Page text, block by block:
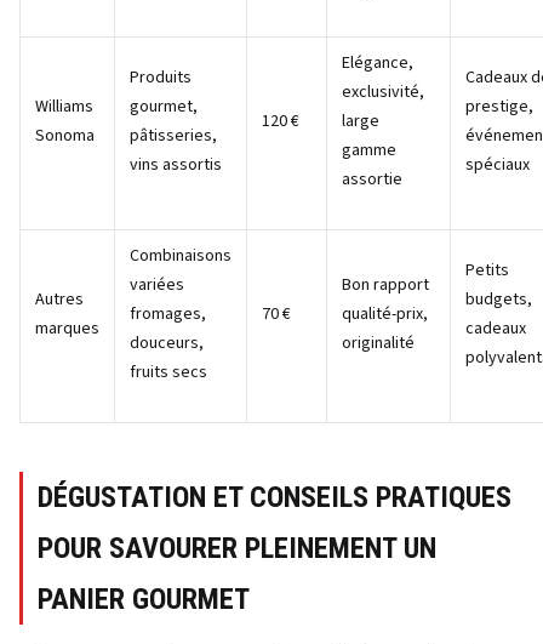
Williams
Sonoma
Produits
gourmet,
pâtisseries,
vins assortis
120 €
Elégance,
exclusivité,
large
gamme
assortie
Cadeaux
prestige,
spéciaux
Autres
marques
Combinaisons
variées
fromages,
douceurs,
fruits secs
70 €
Bon rapport
qualité-prix,
originalité
Petits
budgets,
cadeaux
DÉGUSTATION ET CONSEILS PRATIQUES
POUR SAVOURER PLEINEMENT UN
PANIER GOURMET